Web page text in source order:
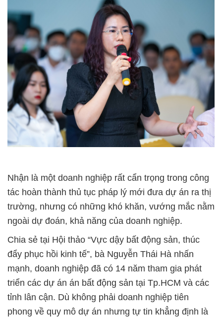
Nhận là một doanh nghiệp rất cẩn trọng trong công
tác hoàn thành thủ tục pháp lý mới đưa dự án ra thị
trường, nhưng có những khó khăn, vướng mắc nằm
ngoài dự đoán, khả năng của doanh nghiệp.
Chia sẻ tại Hội thảo “Vực dậy bất động sản, thúc
đẩy phục hồi kinh tế”, bà Nguyễn Thái Hà nhấn
mạnh, doanh nghiệp đã có 14 năm tham gia phát
triển các dự án án bất động sản tại Tp.HCM và các
tỉnh lân cận. Dù không phải doanh nghiệp tiên
phong về quy mô dự án nhưng tự tin khẳng định là